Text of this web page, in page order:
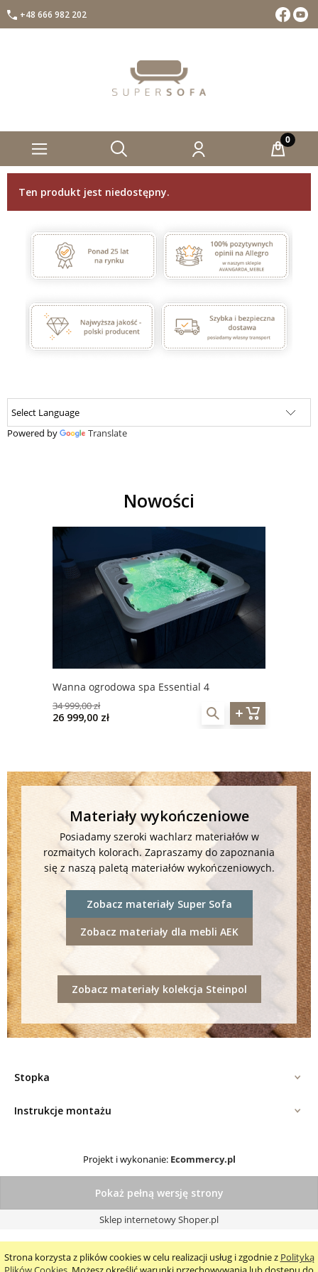
Strona korzysta z plików cookies w celu realizacji usług i zgodnie z Polityką
+48 666 982 202 Facebook
Ten produkt jest niedostępny.
Powered by Translate
Nowości
Wanna ogrodowa spa Essential 4
34 999,00 zł
26 999,00 zł
Materiały wykończeniowe
Posiadamy szeroki wachlarz materiałów w
rozmaitych kolorach. Zapraszamy do zapoznania
się z naszą paletą materiałów wykończeniowych.
Zobacz materiały Super Sofa
Zobacz materiały dla mebli AEK
Zobacz materiały kolekcja Steinpol
Stopka
Instrukcje montażu
Projekt i wykonanie: Ecommercy.pl
Pokaż pełną wersję strony
Sklep internetowy Shoper.pl